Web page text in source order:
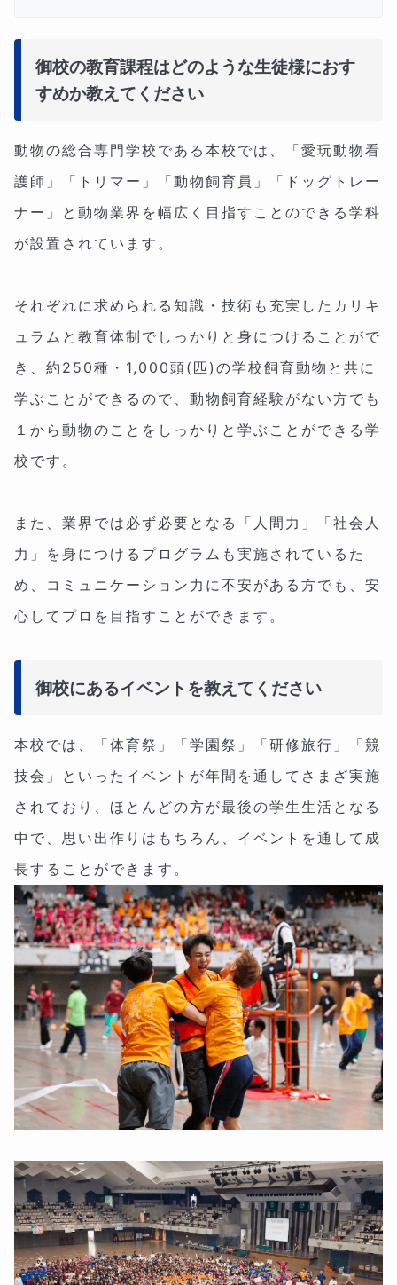
御校の教育課程はどのような生徒様におす
すめか教えてください
動物の総合専門学校である本校では、「愛玩動物看
護師」「トリマー」「動物飼育員」「ドッグトレー
ナー」と動物業界を幅広く目指すことのできる学科
が設置されています。
それぞれに求められる知識・技術も充実したカリキ
ュラムと教育体制でしっかりと身につけることがで
き、約250種・1,000頭(匹)の学校飼育動物と共に
学ぶことができるので、動物飼育経験がない方でも
１から動物のことをしっかりと学ぶことができる学
校です。
また、業界では必ず必要となる「人間力」「社会人
力」を身につけるプログラムも実施されているた
め、コミュニケーション力に不安がある方でも、安
心してプロを目指すことができます。
御校にあるイベントを教えてください
本校では、「体育祭」「学園祭」「研修旅行」「競
技会」といったイベントが年間を通してさまざ実施
されており、ほとんどの方が最後の学生生活となる
中で、思い出作りはもちろん、イベントを通して成
長することができます。